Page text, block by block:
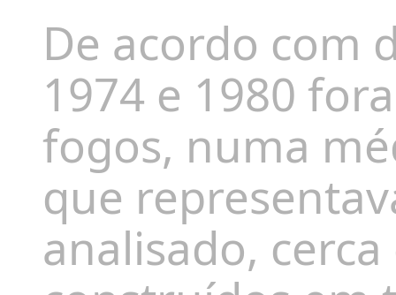
De acordo com
1974 e 1980
fogos, numa
que
analisado,